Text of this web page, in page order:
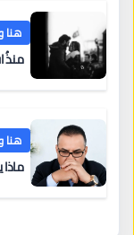
منذُ
ماذا